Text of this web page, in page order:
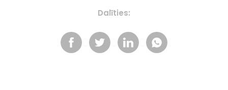
Dalīties: